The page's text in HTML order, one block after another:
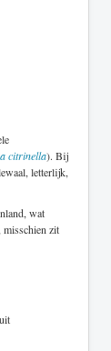
citrinella). Bij
letterlijk,
wat
misschien zit